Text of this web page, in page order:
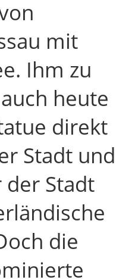
mit
Ihm zu
heute
direkt
Stadt und
Stadt
die